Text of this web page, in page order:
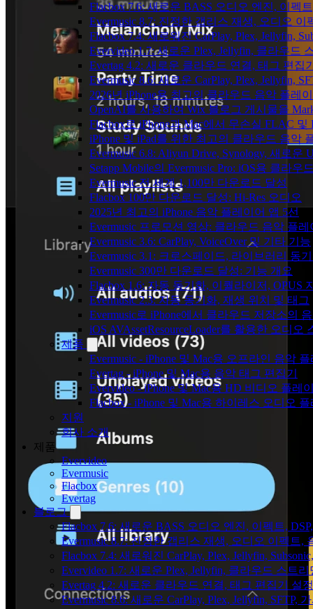
Flacbox 7.6: 새로운 BASS 오디오 엔진, 이펙
Evermusic 8.7: 진정한 갭리스 재생, 오디오
Flacbox 7.4: 새로워진 CarPlay, Plex, Jellyfin,
Evervideo 1.7: 새로운 Plex, Jellyfin, 클라우드
Evertag 4.2: 새로운 클라우드 연결, 태그 편집
Evermusic 8.6: 새로운 CarPlay, Plex, Jellyfin,
2026년 iPhone용 최고의 클라우드 음악 플레
OpenAI를 사용하여 Wix 블로그 게시물을
Flacbox로 iPhone과 Mac에서 무손실 FLAC 및
iPhone 및 iPad를 위한 최고의 클라우드 음악
Evermusic 6.8: Aliyun Drive, Synology, 새로운
Setapp Mobile의 Evermusic Pro: iOS용 클라우
Evermusic 전 세계 1,100만 다운로드 달성
Flacbox 100만 다운로드 달성: Hi-Res 오디오
2025년 최고의 iPhone 음악 플레이어 앱 5선
Evermusic 프로모션 영상: 클라우드 음악 플레
Evermusic 3.6: CarPlay, VoiceOver 및 기타 기능
Evermusic 3.1: 크로스페이드, 라이브러리 동
Evermusic 300만 다운로드 달성: 기능 개요
Flacbox 1.6: 자동 동기화, 이퀄라이저, OPUS
Evermusic 2.3: 자동 동기화, 재생 위치 및 태그
Evermusic로 iPhone에서 클라우드 저장소의
iOS AVAssetResourceLoader를 활용한 오디오
제품
Evermusic - iPhone 및 Mac용 오프라인 음악
Evertag - iPhone 및 Mac용 음악 태그 편집기
Evervideo - iPhone 및 Mac용 HD 비디오 플레
Flacbox - iPhone 및 Mac용 하이레스 오디오
지원
회사 소개
제품
Evervideo
Evermusic
Flacbox
Evertag
블로그
Flacbox 7.6: 새로운 BASS 오디오 엔진, 이펙트,
Evermusic 8.7: 진정한 갭리스 재생, 오디오 이펙트
Flacbox 7.4: 새로워진 CarPlay, Plex, Jellyfin,
Evervideo 1.7: 새로운 Plex, Jellyfin, 클라우드 스트
Evertag 4.2: 새로운 클라우드 연결, 태그 편집기 설
Evermusic 8.6: 새로운 CarPlay, Plex, Jellyfin, SFTP,